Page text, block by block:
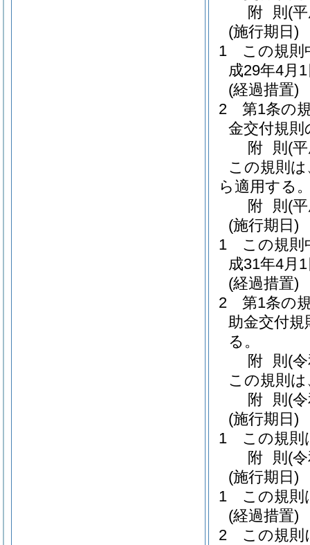
附 則 (
(施行期日)
1
この規則
成29年4月
(経過措置)
2
第1条の
金交付規則
附 則 (
この規則
ら適用する
附 則 (
(施行期日)
1
この規則
成31年4月
(経過措置)
2
第1条の
助金交付規
る。
附 則 (
この規則
附 則 (
(施行期日)
1
この規則
附 則 (
(施行期日)
1
この規則
(経過措置)
2
この規則